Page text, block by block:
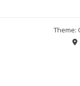
Theme: